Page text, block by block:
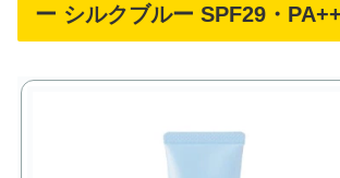
ー シルクブルー SPF29・